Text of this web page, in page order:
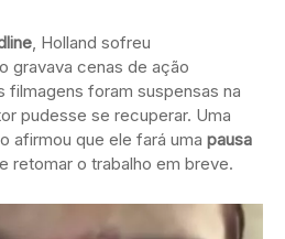
, Holland sofreu
gravava cenas de ação
filmagens foram suspensas na
pudesse se recuperar. Uma
afirmou que ele fará uma pausa
retomar o trabalho em breve.